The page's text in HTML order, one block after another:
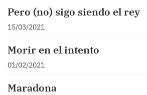
Pero (no) sigo siendo el rey
15/03/2021
Morir en el intento
01/02/2021
Maradona